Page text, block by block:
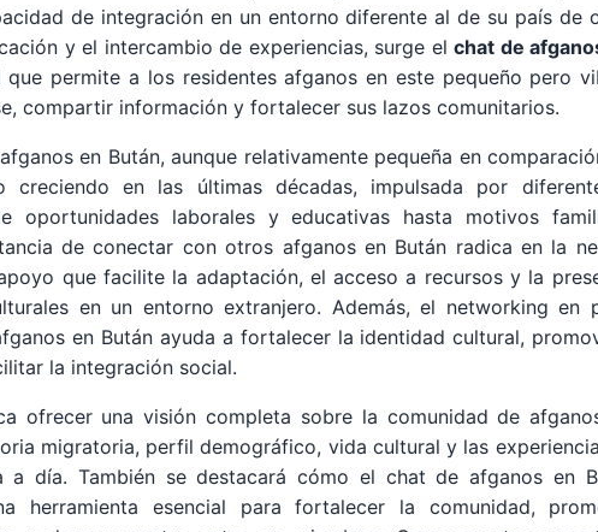
de integración en un entorno diferente al de su país de
y el intercambio de experiencias, surge el chat de
permite a los residentes afganos en este pequeño pero
compartir información y fortalecer sus lazos comunitarios.
en Bután, aunque relativamente pequeña en
creciendo en las últimas décadas, impulsada por
oportunidades laborales y educativas hasta motivos
de conectar con otros afganos en Bután radica en la
que facilite la adaptación, el acceso a recursos y la
en un entorno extranjero. Además, el networking en
en Bután ayuda a fortalecer la identidad cultural,
la integración social.
ofrecer una visión completa sobre la comunidad de
migratoria, perfil demográfico, vida cultural y las
a día. También se destacará cómo el chat de afganos en
herramienta esencial para fortalecer la comunidad,